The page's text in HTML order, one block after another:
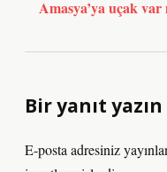
Amasya’ya uçak var
Bir yanıt yazın
E-posta adresiniz